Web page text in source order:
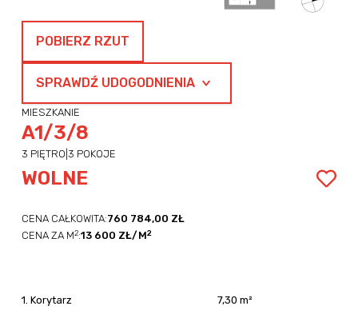
POBIERZ RZUT
SPRAWDŹ UDOGODNIENIA
MIESZKANIE
A1/3/8
3 PIĘTRO 3 POKOJE
WOLNE
CENA CAŁKOWITA:760 784,00 ZŁ
CENA ZA M2:13 600 ZŁ/M2
1. Korytarz 7,30 m²